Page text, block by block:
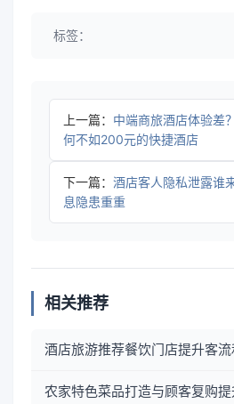
标签：
上一篇： 中端商旅酒店体验差
何不如200元的快捷酒店
下一篇： 酒店客人隐私泄露谁
息隐患重重
相关推荐
酒店旅游推荐餐饮门店提升客
农家特色菜品打造与顾客复购